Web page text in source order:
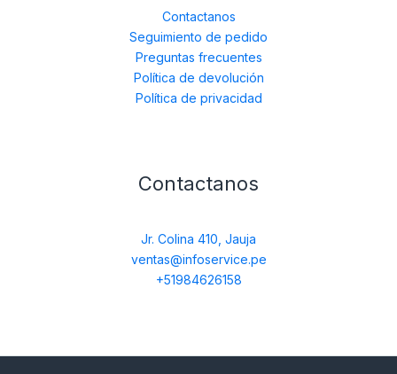
Contactanos
Seguimiento de pedido
Preguntas frecuentes
Política de devolución
Política de privacidad
Contactanos
Jr. Colina 410, Jauja
ventas@infoservice.pe
+51984626158